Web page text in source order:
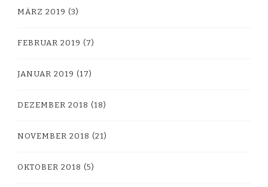
MÄRZ 2019 (3)
FEBRUAR 2019 (7)
JANUAR 2019 (17)
DEZEMBER 2018 (18)
NOVEMBER 2018 (21)
OKTOBER 2018 (5)